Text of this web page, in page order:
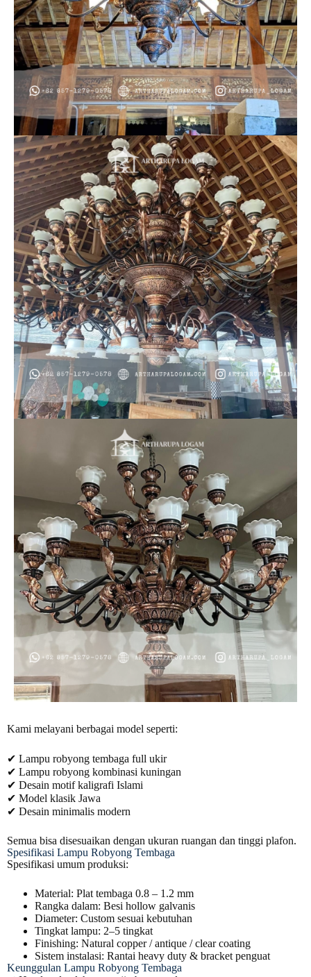
Kami melayani berbagai model seperti:
✔ Lampu robyong tembaga full ukir
✔ Lampu robyong kombinasi kuningan
✔ Desain motif kaligrafi Islami
✔ Model klasik Jawa
✔ Desain minimalis modern
Semua bisa disesuaikan dengan ukuran ruangan dan tinggi plafon.
Spesifikasi Lampu Robyong Tembaga
Spesifikasi umum produksi:
Material: Plat tembaga 0.8 – 1.2 mm
Rangka dalam: Besi hollow galvanis
Diameter: Custom sesuai kebutuhan
Tingkat lampu: 2–5 tingkat
Finishing: Natural copper / antique / clear coating
Sistem instalasi: Rantai heavy duty & bracket penguat
Keunggulan Lampu Robyong Tembaga